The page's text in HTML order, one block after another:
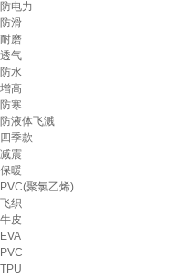
防电力
防滑
耐磨
透气
防水
增高
防寒
防液体飞溅
四季款
减震
保暖
PVC(聚氯乙烯)
飞织
牛皮
EVA
PVC
TPU